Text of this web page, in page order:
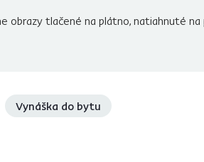
obrazy tlačené na plátno, natiahnuté
Vynáška do bytu